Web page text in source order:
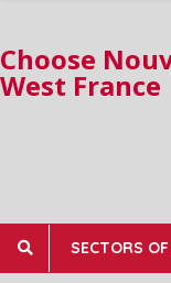
Choose
West France
SECTORS